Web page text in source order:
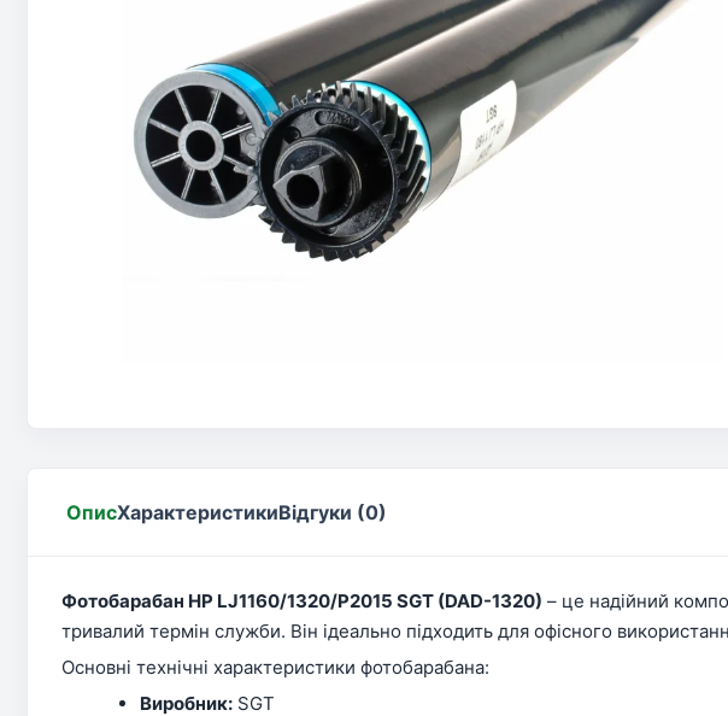
ОписХарактеристикиВідгуки (0)
Фотобарабан HP LJ1160/1320/P2015 SGT (DAD-1320) – це надійний
тривалий термін служби. Він ідеально підходить для офісного
Основні технічні характеристики фотобарабана:
Виробник: SGT